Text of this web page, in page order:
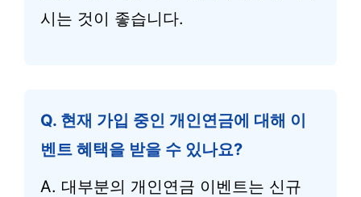
시는 것이 좋습니다.
Q. 현재 가입 중인 개인연금에 대해 이
벤트 혜택을 받을 수 있나요?
A. 대부분의 개인연금 이벤트는 신규